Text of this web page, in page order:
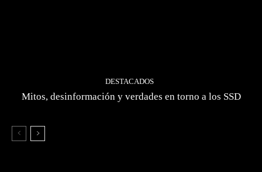
DESTACADOS
Mitos, desinformación y verdades en torno a los SSD